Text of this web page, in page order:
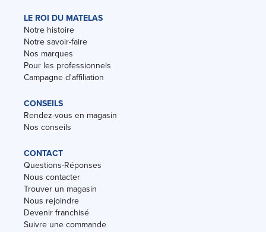
LE ROI DU MATELAS
Notre histoire
Notre savoir-faire
Nos marques
Pour les professionnels
Campagne d'affiliation
CONSEILS
Rendez-vous en magasin
Nos conseils
CONTACT
Questions-Réponses
Nous contacter
Trouver un magasin
Nous rejoindre
Devenir franchisé
Suivre une commande